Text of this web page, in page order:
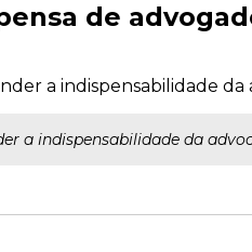
de
a indispensabilidade
a indispensabilidade da